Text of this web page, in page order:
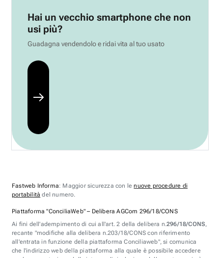
Hai un vecchio smartphone che non
usi più?
Guadagna vendendolo e ridai vita al tuo usato
Fastweb Informa: Maggior sicurezza con lenuove procedure di
portabilità del numero.
Piattaforma "ConciliaWeb" – Delibera AGCom 296/18/CONS
Ai fini dell'adempimento di cui all'art. 2 della delibera n.296/18/CONS,
recante "modifiche alla delibera n.203/18/CONS con riferimento
all'entrata in funzione della piattaforma Conciliaweb", si comunica
che l'indirizzo web della piattaforma alla quale è possibile accedere